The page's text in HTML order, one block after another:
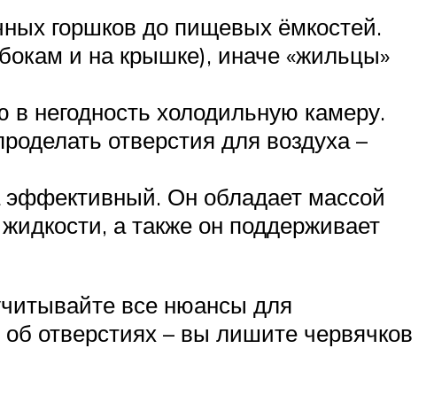
горшков до пищевых ёмкостей.
и на крышке), иначе «жильцы»
негодность холодильную камеру.
отверстия для воздуха –
эффективный. Он обладает массой
а также он поддерживает
все нюансы для
отверстиях – вы лишите червячков